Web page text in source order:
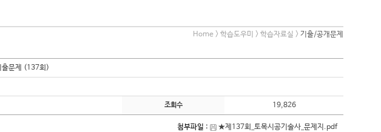
Home > 학습도우미 > 학습자료실 > 기출/공개문제
출문제 (137회)
조회수 19,826
첨부파일 : ★제137회_토목시공기술사_문제지.pdf